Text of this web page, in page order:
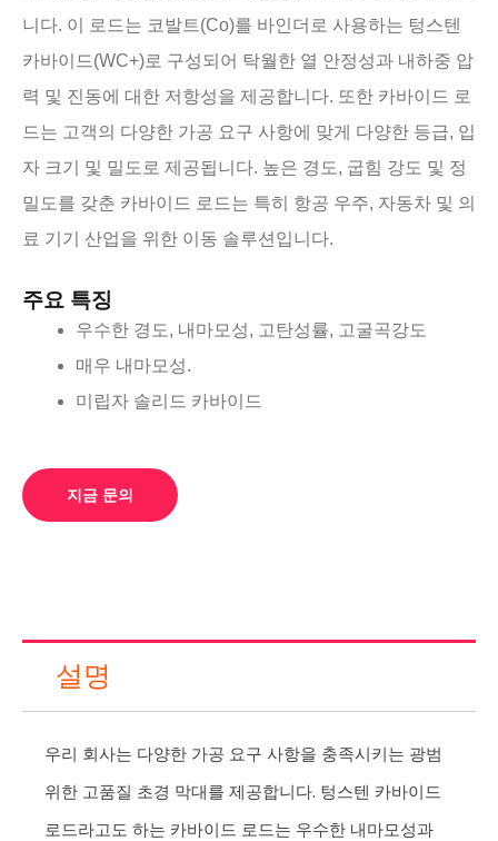
니다. 이 로드는 코발트(Co)를 바인더로 사용하는 텅스텐
카바이드(WC+)로 구성되어 탁월한 열 안정성과 내하중 압
력 및 진동에 대한 저항성을 제공합니다. 또한 카바이드 로
드는 고객의 다양한 가공 요구 사항에 맞게 다양한 등급, 입
자 크기 및 밀도로 제공됩니다. 높은 경도, 굽힘 강도 및 정
밀도를 갖춘 카바이드 로드는 특히 항공 우주, 자동차 및 의
료 기기 산업을 위한 이동 솔루션입니다.
주요 특징
우수한 경도, 내마모성, 고탄성률, 고굴곡강도
매우 내마모성.
미립자 솔리드 카바이드
지금 문의
설명
우리 회사는 다양한 가공 요구 사항을 충족시키는 광범
위한 고품질 초경 막대를 제공합니다. 텅스텐 카바이드
로드라고도 하는 카바이드 로드는 우수한 내마모성과